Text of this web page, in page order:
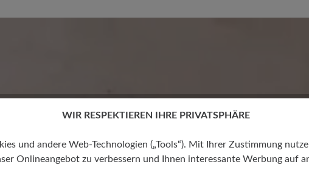
mit anderenWIR RESPEKTIEREN IHRE PRIVATSPHÄRE
und andere Web-Technologien („Tools“). Mit Ihrer Zustimmung
Onlineangebot zu verbessern und Ihnen interessante Werbung auf